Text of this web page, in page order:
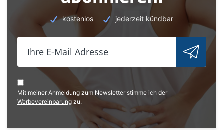
Hahn, J.-M.: Checkliste Innere Medizin. Georg Thieme
Verlag, Stuttgart 2019
van Gestel, A. J. R.
Teschler, H.: Physiotherapie bei chronischen
Atemwegs- und Lungenerkrankungen. Evidenzbasierte
kostenlos jederzeit kündbar
Mit meiner Anmeldung zum Newsletter stimme ich der
Werbevereinbarung zu.